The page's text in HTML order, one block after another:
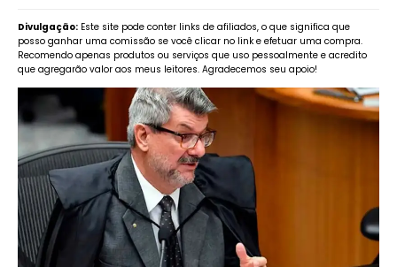
Divulgação: Este site pode conter links de afiliados, o que significa que
posso ganhar uma comissão se você clicar no link e efetuar uma compra.
Recomendo apenas produtos ou serviços que uso pessoalmente e acredito
que agregarão valor aos meus leitores. Agradecemos seu apoio!